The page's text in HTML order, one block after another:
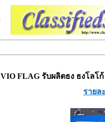
VIO FLAG รับผลิตธง ธงโล
รายล